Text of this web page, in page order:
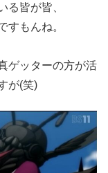
る皆が皆、
すもんね。
ゲッターの方が活
が(笑)